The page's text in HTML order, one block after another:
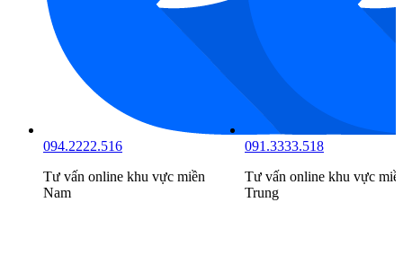
094.2222.516
Tư vấn online khu vực miền
Nam
091.3333.518
Tư vấn online khu vực
Trung